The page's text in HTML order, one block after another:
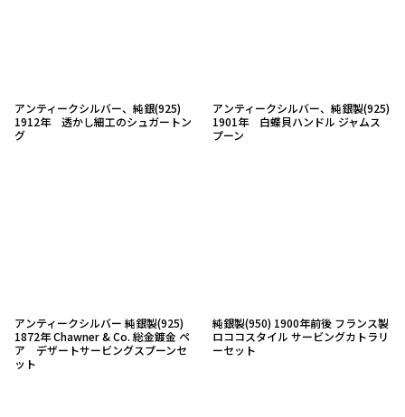
アンティークシルバー、純銀(925)
1912年 透かし細工のシュガートン
グ
アンティークシルバー、純銀製(925)
1901年 白蝶貝ハンドル ジャムス
プーン
アンティークシルバー 純銀製(925)
1872年 Chawner & Co. 総金鍍金 ペ
ア デザートサービングスプーンセ
ット
純銀製(950) 1900年前後 フランス製
ロココスタイル サービングカトラリ
ーセット